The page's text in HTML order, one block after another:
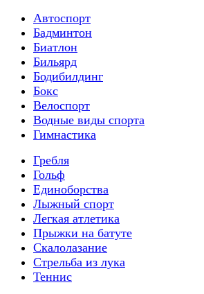
Автоспорт
Бадминтон
Биатлон
Бильярд
Бодибилдинг
Бокс
Велоспорт
Водные виды спорта
Гимнастика
Гребля
Гольф
Единоборства
Лыжный спорт
Легкая атлетика
Прыжки на батуте
Скалолазание
Стрельба из лука
Теннис